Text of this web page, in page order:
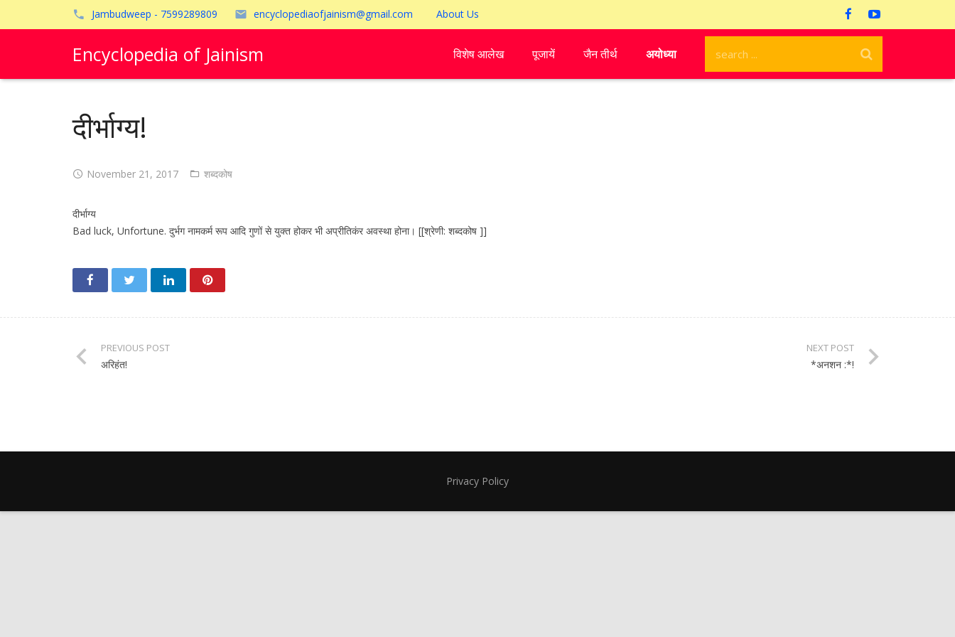
Jambudweep - 7599289809 encyclopediaofjainism@gmail.com About Us
Encyclopedia of Jainism विशेष आलेख पूजायें जैन तीर्थ अयोध्या
दीर्भाग्य!
November 21, 2017 शब्दकोष
दीर्भाग्य
Bad luck, Unfortune. दुर्भग नामकर्म रूप आदि गुणों से युक्त होकर भी अप्रीतिकंर अवस्था होना। [[श्रेणी: शब्दकोष ]]
PREVIOUS POST
अरिहंत!
NEXT POST
*अनशन :*!
Privacy Policy